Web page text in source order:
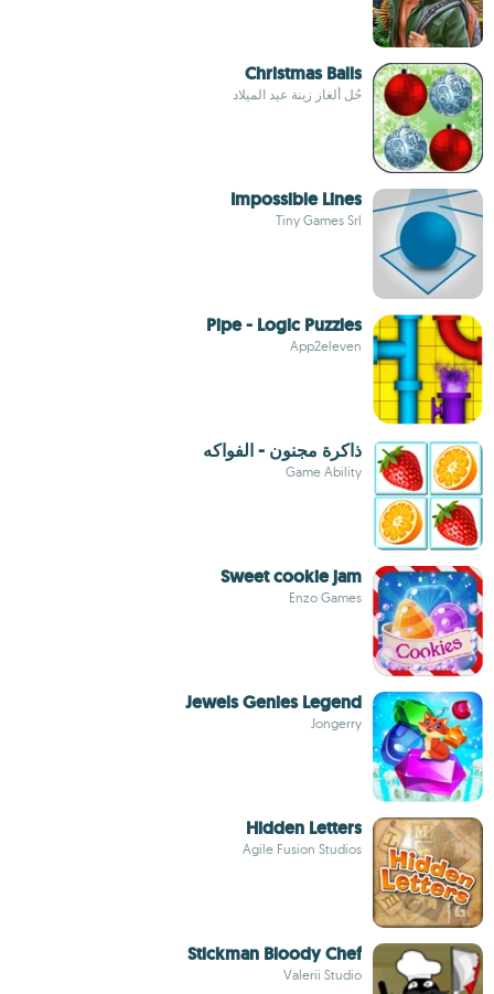
Christmas Balls
حُل ألغاز زينة عيد الميلاد
Impossible Lines
Tiny Games Srl
Pipe - Logic Puzzles
App2eleven
ذاكرة مجنون - الفواكه
Game Ability
Sweet cookie jam
Enzo Games
Jewels Genies Legend
Jongerry
Hidden Letters
Agile Fusion Studios
Stickman Bloody Chef
Valerii Studio